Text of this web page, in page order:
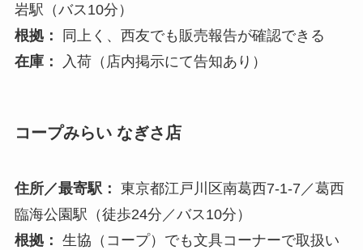
岩駅（バス10分）
根拠：
同上く、西友でも販売報告が確認できる
在庫：
入荷（店内掲示にて告知あり）
コープみらい なぎさ店
住所／最寄駅： 東京都江戸川区南葛西7-1-7／葛西
臨海公園駅（徒歩24分／バス10分）
根拠： 生協（コープ）でも文具コーナーで取扱い